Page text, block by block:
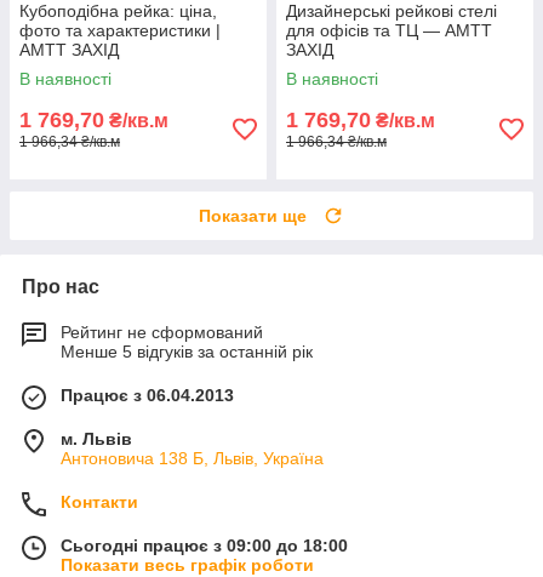
Кубоподібна рейка: ціна,
фото та характеристики |
АМТТ ЗАХІД
В наявності
1 769,70 ₴/кв.м
1 966,34 ₴/кв.м
Дизайнерські рейкові стелі
для офісів та ТЦ — АМТТ
ЗАХІД
В наявності
1 769,70 ₴/кв.м
1 966,34 ₴/кв.м
Показати ще
Про нас
Рейтинг не сформований
Менше 5 відгуків за останній рік
Працює з 06.04.2013
м. Львів
Антоновича 138 Б, Львів, Україна
Контакти
Сьогодні працює з 09:00 до 18:00
Показати весь графік роботи